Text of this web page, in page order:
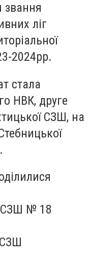
звання
ліг
2024рр.
стала
НВК, друге
СЗШ, на
СЗШ № 18